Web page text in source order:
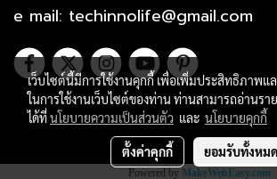
e mail: techinnolife@gmail.com
Copy right by Tech Innolife co.,
Powered by MakeWebEasy.com
เว็บไซต์นี้มีการใช้งานคุกกี้ เพื่อเพิ่มประสิทธิภาพ
ในการใช้งานเว็บไซต์ของท่าน ท่านสามารถอ่านรา
ได้ที่นโยบายความเป็นส่วนตัว และ นโยบายคุกกี้
ตั้งค่าคุกกี้ ยอมรับทั้งหมด